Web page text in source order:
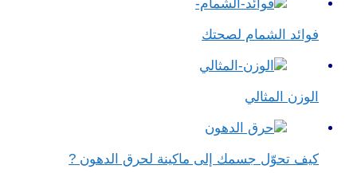
فوائد الشمام لصحتك
الوزن المثالي
كيف تحوّل جسمك إلى ماكينة لحرق الدهون ?